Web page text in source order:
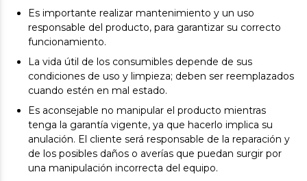
Es importante realizar mantenimiento y un uso
responsable del producto, para garantizar su correcto
funcionamiento.
La vida útil de los consumibles depende de sus
condiciones de uso y limpieza; deben ser reemplazados
cuando estén en mal estado.
Es aconsejable no manipular el producto mientras
tenga la garantía vigente, ya que hacerlo implica su
anulación. El cliente será responsable de la reparación y
de los posibles daños o averías que puedan surgir por
una manipulación incorrecta del equipo.